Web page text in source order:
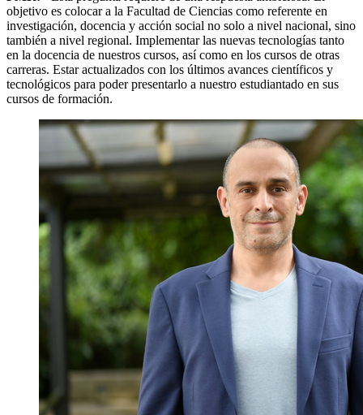
objetivo es colocar a la Facultad de Ciencias como referente en
investigación, docencia y acción social no solo a nivel nacional, sino
también a nivel regional. Implementar las nuevas tecnologías tanto
en la docencia de nuestros cursos, así como en los cursos de otras
carreras. Estar actualizados con los últimos avances científicos y
tecnológicos para poder presentarlo a nuestro estudiantado en sus
cursos de formación.